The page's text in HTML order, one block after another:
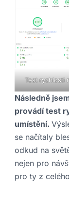
Test rychlosti
Následně
provádí test
umístění.
se načítaly
odkud na
nejen pro
pro ty z